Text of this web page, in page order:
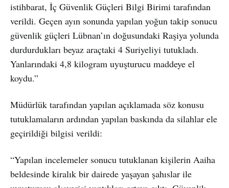
istihbarat, İç Güvenlik Güçleri Bilgi Birimi tarafından
verildi. Geçen ayın sonunda yapılan yoğun takip sonucu
güvenlik güçleri Lübnan’ın doğusundaki Raşiya yolunda
durdurdukları beyaz araçtaki 4 Suriyeliyi tutukladı.
Yanlarındaki 4,8 kilogram uyuşturucu maddeye el
koydu.”
Müdürlük tarafından yapılan açıklamada söz konusu
tutuklamaların ardından yapılan baskında da silahlar ele
geçirildiği bilgisi verildi:
“Yapılan incelemeler sonucu tutuklanan kişilerin Aaiha
beldesinde kiralık bir dairede yaşayan şahıslar ile